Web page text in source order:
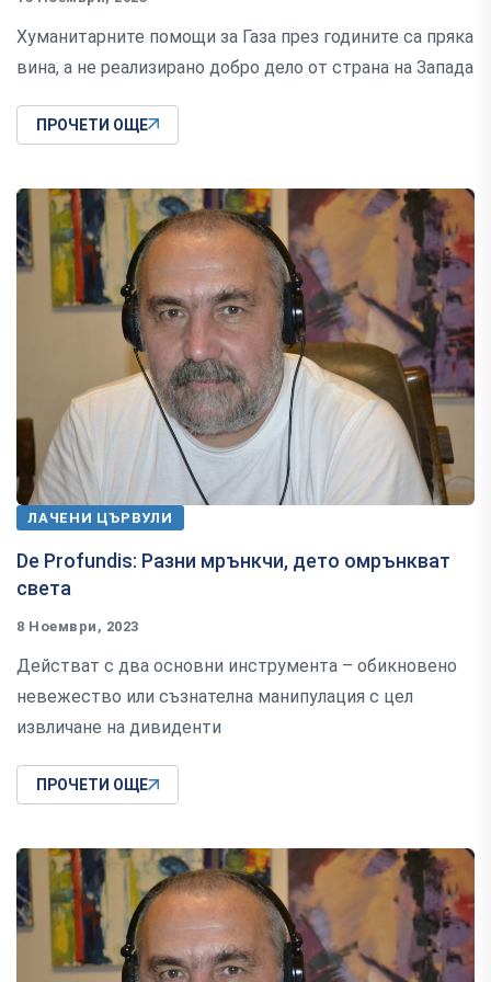
Хуманитарните помощи за Газа през годините са пряка
вина, а не реализирано добро дело от страна на Запада
ПРОЧЕТИ ОЩЕ
ЛАЧЕНИ ЦЪРВУЛИ
De Profundis: Разни мрънкчи, дето омрънкват
света
8 Ноември, 2023
Действат с два основни инструмента – обикновено
невежество или съзнателна манипулация с цел
извличане на дивиденти
ПРОЧЕТИ ОЩЕ